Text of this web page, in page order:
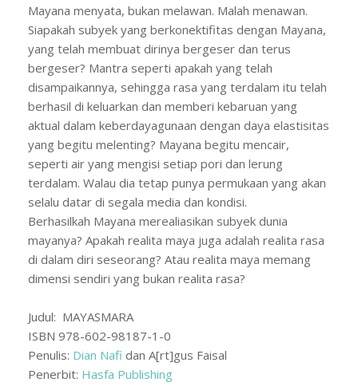
Mayana menyata, bukan melawan. Malah menawan.
Siapakah subyek yang berkonektifitas dengan Mayana,
yang telah membuat dirinya bergeser dan terus
bergeser? Mantra seperti apakah yang telah
disampaikannya, sehingga rasa yang terdalam itu telah
berhasil di keluarkan dan memberi kebaruan yang
aktual dalam keberdayagunaan dengan daya elastisitas
yang begitu melenting? Mayana begitu mencair,
seperti air yang mengisi setiap pori dan lerung
terdalam. Walau dia tetap punya permukaan yang akan
selalu datar di segala media dan kondisi.
Berhasilkah Mayana merealiasikan subyek dunia
mayanya? Apakah realita maya juga adalah realita rasa
di dalam diri seseorang? Atau realita maya memang
dimensi sendiri yang bukan realita rasa?
Judul: MAYASMARA
ISBN 978-602-98187-1-0
Penulis: Dian Nafi dan A[rt]gus Faisal
Penerbit: Hasfa Publishing